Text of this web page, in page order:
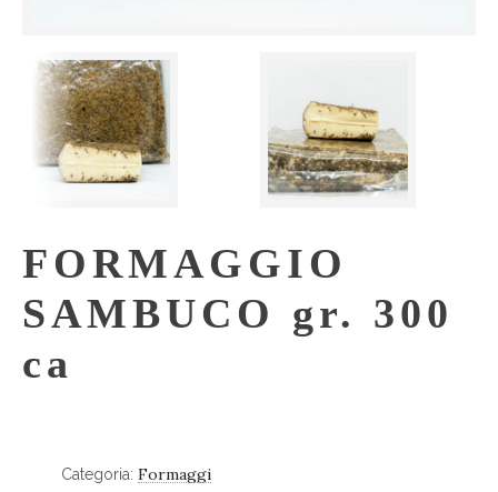
FORMAGGIO
SAMBUCO gr. 300
ca
Categoria: Formaggi